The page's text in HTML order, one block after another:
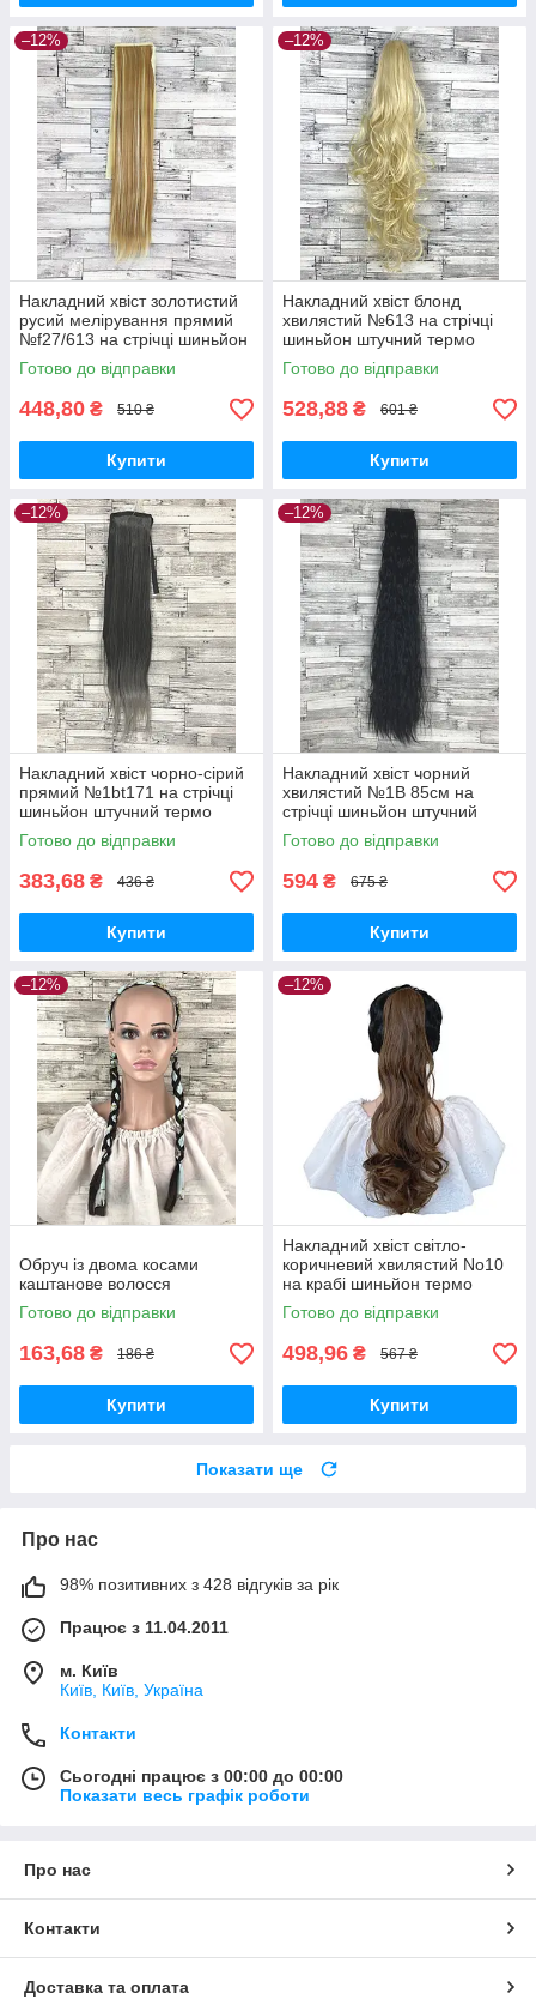
–12%
Накладний хвіст золотистий
русий мелірування прямий
№f27/613 на стрічці шиньйон
штучний термо
Готово до відправки
448,80 ₴ 510 ₴
Купити
–12%
Накладний хвіст блонд
хвилястий №613 на стрічці
шиньйон штучний термо
Готово до відправки
528,88 ₴ 601 ₴
Купити
–12%
Накладний хвіст чорно-сірий
прямий №1bt171 на стрічці
шиньйон штучний термо
Готово до відправки
383,68 ₴ 436 ₴
Купити
–12%
Накладний хвіст чорний
хвилястий №1В 85см на
стрічці шиньйон штучний
термо гофре
Готово до відправки
594 ₴ 675 ₴
Купити
–12%
Обруч із двома косами
каштанове волосся
Готово до відправки
163,68 ₴ 186 ₴
Купити
–12%
Накладний хвіст світло-
коричневий хвилястий No10
на крабі шиньйон термо
штучний
Готово до відправки
498,96 ₴ 567 ₴
Купити
Показати ще
Про нас
98% позитивних з 428 відгуків за рік
Працює з 11.04.2011
м. Київ
Київ, Київ, Україна
Контакти
Сьогодні працює з 00:00 до 00:00
Показати весь графік роботи
Про нас
Контакти
Доставка та оплата